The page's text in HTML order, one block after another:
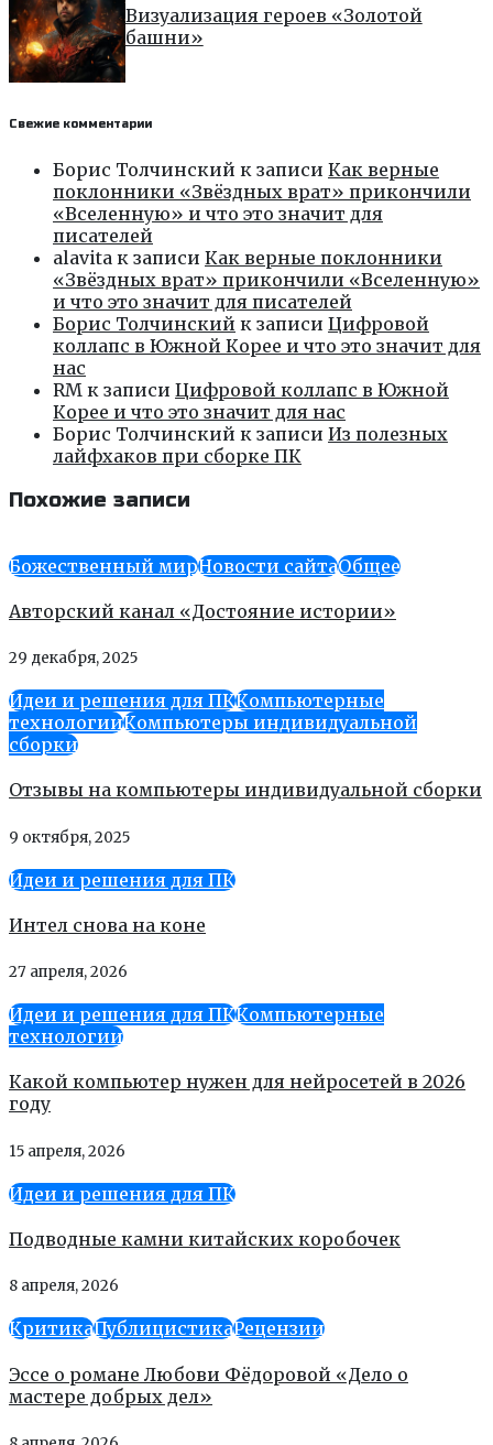
Визуализация героев «Золотой
башни»
Свежие комментарии
Борис Толчинский к записи Как верные
поклонники «Звёздных врат» прикончили
«Вселенную» и что это значит для
писателей
alavita к записи Как верные поклонники
«Звёздных врат» прикончили «Вселенную»
и что это значит для писателей
Борис Толчинский к записи Цифровой
коллапс в Южной Корее и что это значит для
нас
RM к записи Цифровой коллапс в Южной
Корее и что это значит для нас
Борис Толчинский к записи Из полезных
лайфхаков при сборке ПК
Похожие записи
Божественный мирНовости сайтаОбщее
Авторский канал «Достояние истории»
29 декабря, 2025
Идеи и решения для ПККомпьютерные
технологииКомпьютеры индивидуальной
сборки
Отзывы на компьютеры индивидуальной сборки
9 октября, 2025
Идеи и решения для ПК
Интел снова на коне
27 апреля, 2026
Идеи и решения для ПККомпьютерные
технологии
Какой компьютер нужен для нейросетей в 2026
году
15 апреля, 2026
Идеи и решения для ПК
Подводные камни китайских коробочек
8 апреля, 2026
КритикаПублицистикаРецензии
Эссе о романе Любови Фёдоровой «Дело о
мастере добрых дел»